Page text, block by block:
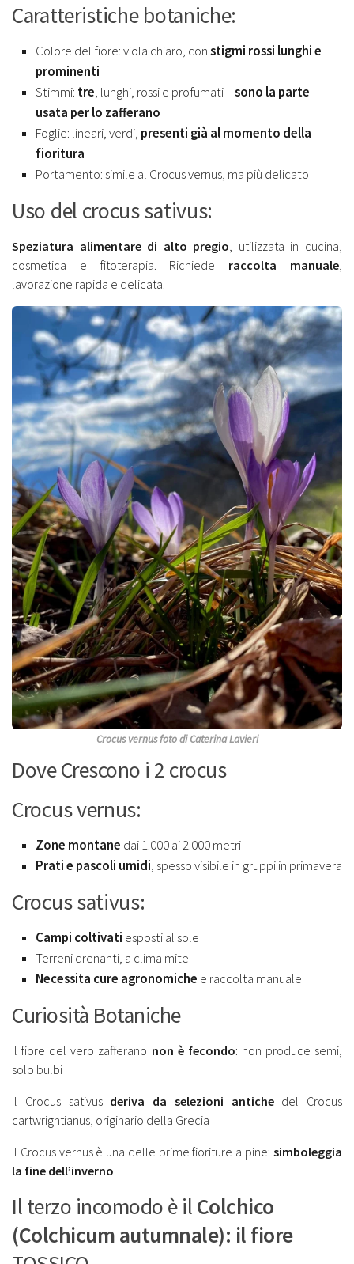
Caratteristiche botaniche:
Colore del fiore: viola chiaro, constigmi rossi lunghi e
prominenti
Stimmi: tre, lunghi, rossi e profumati –sono la parte
usata per lo zafferano
Foglie: lineari, verdi, presenti già al momento della
fioritura
Portamento: simile al Crocus vernus, ma più delicato
Uso del crocus sativus:
Speziatura alimentare di alto pregio , utilizzata in cucina,
cosmetica e fitoterapia. Richiede raccolta manuale
lavorazione rapida e delicata.
Crocus vernus foto di Caterina Lavieri
Dove Crescono i 2 crocus
Crocus vernus:
Zone montane dai 1.000 ai 2.000 metri
Prati e pascoli umidi, spesso visibile in gruppi in primavera
Crocus sativus:
Campi coltivati esposti al sole
Terreni drenanti, a clima mite
Necessita cure agronomiche e raccolta manuale
Curiosità Botaniche
Il fiore del vero zafferano non è fecondo: non produce semi,
solo bulbi
Il Crocus sativus deriva da selezioni antichedel Crocus
cartwrightianus, originario della Grecia
Il Crocus vernus è una delle prime fioriture alpine: simboleggia
la fine dell’inverno
Il terzo incomodo è il Colchico
(Colchicum autumnale): il fiore